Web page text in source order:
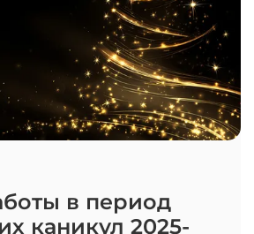
в период
каникул 2025-